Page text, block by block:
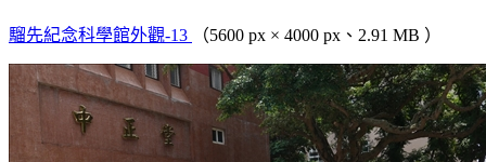
騮先紀念科學館外觀-13 （5600 px × 4000 px、2.91 MB ）